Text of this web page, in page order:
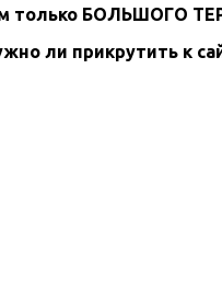
только БОЛЬШОГО
ли прикрутить к